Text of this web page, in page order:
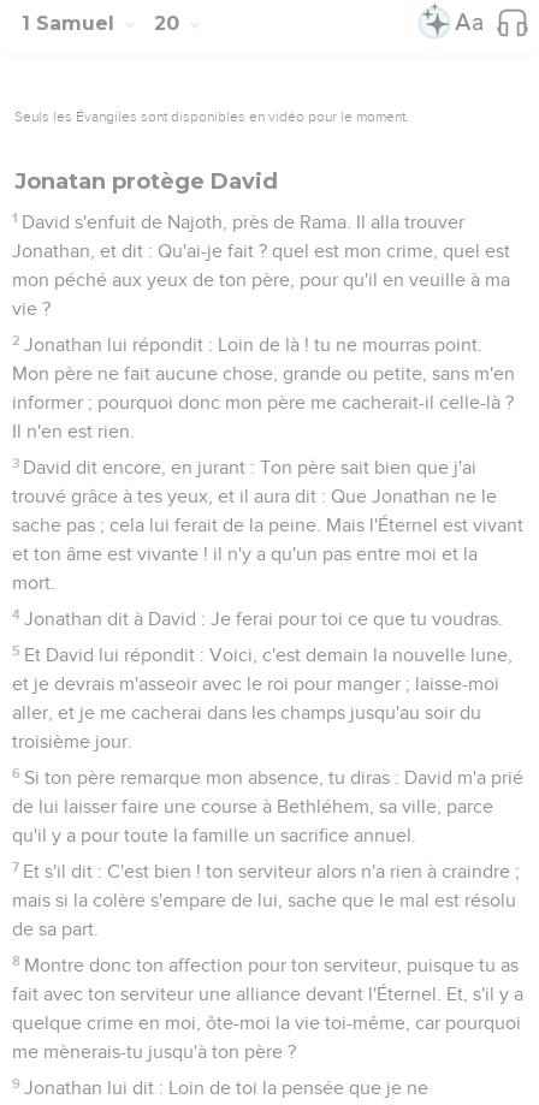
1 Samuel 20
Seuls les Évangiles sont disponibles en vidéo pour le moment.
Jonatan protège David
1 David s'enfuit de Najoth, près de Rama. Il alla trouver
Jonathan, et dit : Qu'ai-je fait ? quel est mon crime, quel est
mon péché aux yeux de ton père, pour qu'il en veuille à ma
vie ?
2 Jonathan lui répondit : Loin de là ! tu ne mourras point.
Mon père ne fait aucune chose, grande ou petite, sans m'en
informer ; pourquoi donc mon père me cacherait-il celle-là ?
Il n'en est rien.
3 David dit encore, en jurant : Ton père sait bien que j'ai
trouvé grâce à tes yeux, et il aura dit : Que Jonathan ne le
sache pas ; cela lui ferait de la peine. Mais l'Éternel est vivant
et ton âme est vivante ! il n'y a qu'un pas entre moi et la
mort.
4 Jonathan dit à David : Je ferai pour toi ce que tu voudras.
5 Et David lui répondit : Voici, c'est demain la nouvelle lune,
et je devrais m'asseoir avec le roi pour manger ; laisse-moi
aller, et je me cacherai dans les champs jusqu'au soir du
troisième jour.
6 Si ton père remarque mon absence, tu diras : David m'a prié
de lui laisser faire une course à Bethléhem, sa ville, parce
qu'il y a pour toute la famille un sacrifice annuel.
7 Et s'il dit : C'est bien ! ton serviteur alors n'a rien à craindre ;
mais si la colère s'empare de lui, sache que le mal est résolu
de sa part.
8 Montre donc ton affection pour ton serviteur, puisque tu as
fait avec ton serviteur une alliance devant l'Éternel. Et, s'il y a
quelque crime en moi, ôte-moi la vie toi-même, car pourquoi
me mènerais-tu jusqu'à ton père ?
9 Jonathan lui dit : Loin de toi la pensée que je ne